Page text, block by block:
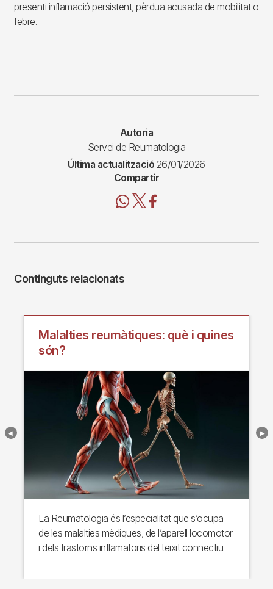
presenti inflamació persistent, pèrdua acusada de mobilitat o
febre.
Autoria
Servei de Reumatologia
Última actualització 26/01/2026
Compartir
Continguts relacionats
Malalties reumàtiques: què i quines
són?
La Reumatologia és l’especialitat que s’ocupa
de les malalties mèdiques, de l’aparell locomotor
i dels trastorns inflamatoris del teixit connectiu.